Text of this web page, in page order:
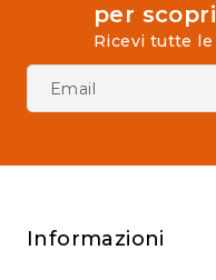
per
Ricevi tutte
Informazioni